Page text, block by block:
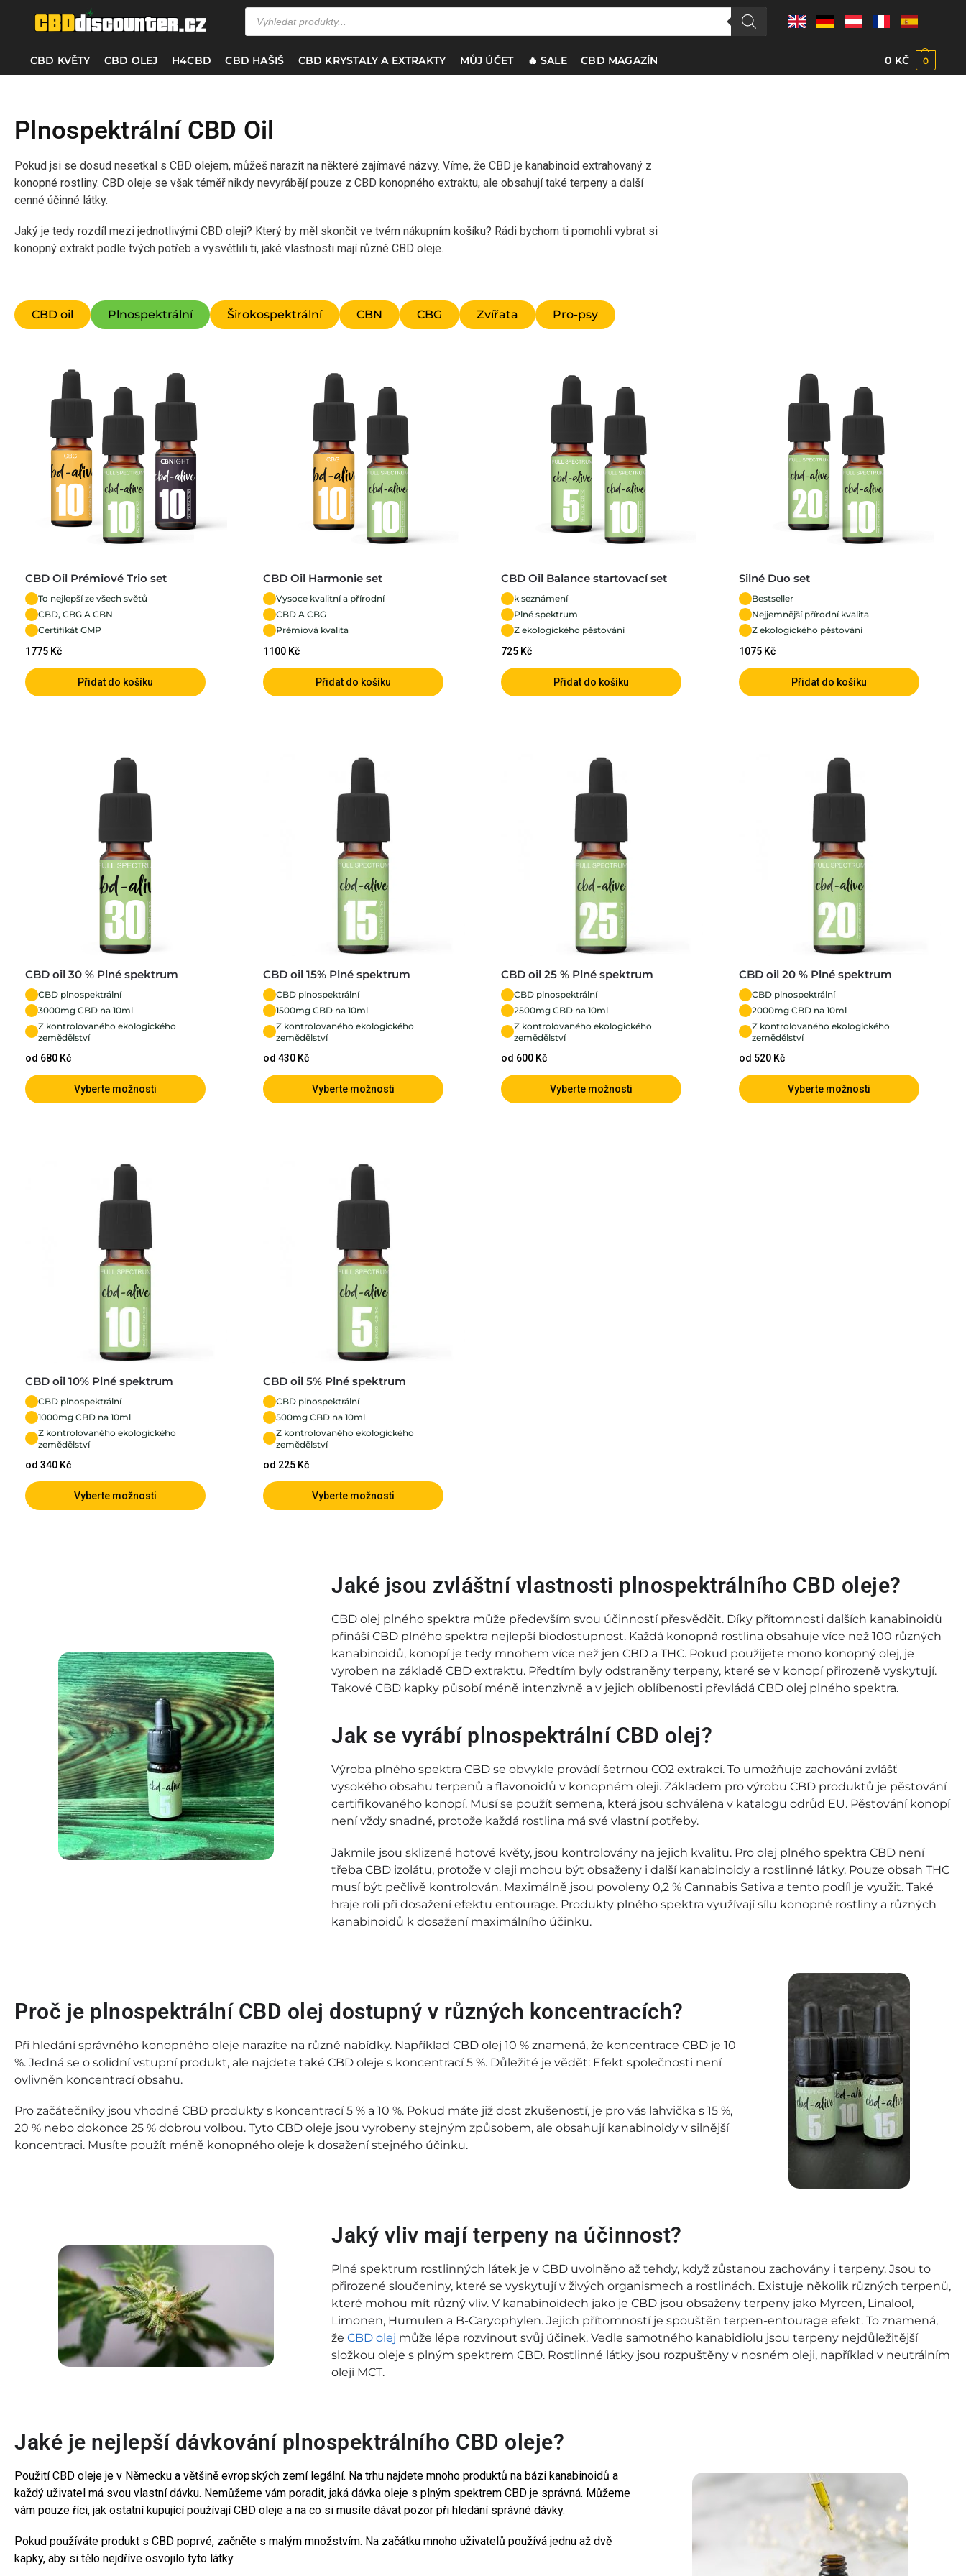
CBD KVĚTY CBD OLEJ H4CBD CBD HAŠIŠ CBD KRYSTALY A EXTRAKTY MŮJ ÚČET 🔥 SALE CBD MAGAZÍN 0 KČ 0
Plnospektrální CBD Oil
Pokud jsi se dosud nesetkal s CBD olejem, můžeš narazit na některé zajímavé názvy. Víme, že CBD je kanabinoid extrahovaný z
konopné rostliny. CBD oleje se však téměř nikdy nevyrábějí pouze z CBD konopného extraktu, ale obsahují také terpeny a další
cenné účinné látky.
Jaký je tedy rozdíl mezi jednotlivými CBD oleji? Který by měl skončit ve tvém nákupním košíku? Rádi bychom ti pomohli vybrat si
konopný extrakt podle tvých potřeb a vysvětlili ti, jaké vlastnosti mají různé CBD oleje.
CBD oil Plnospektrální Širokospektrální CBN CBG Zvířata Pro-psy
CBD Oil Prémiové Trio set
To nejlepší ze všech světů
CBD, CBG A CBN
Certifikát GMP
1775 Kč
Přidat do košíku
CBD Oil Harmonie set
Vysoce kvalitní a přírodní
CBD A CBG
Prémiová kvalita
1100 Kč
Přidat do košíku
CBD Oil Balance startovací set
k seznámení
Plné spektrum
Z ekologického pěstování
725 Kč
Přidat do košíku
Silné Duo set
Bestseller
Nejjemnější přírodní kvalita
Z ekologického pěstování
1075 Kč
Přidat do košíku
CBD oil 30 % Plné spektrum
CBD plnospektrální
3000mg CBD na 10ml
Z kontrolovaného ekologického
zemědělství
od 680 Kč
Vyberte možnosti
CBD oil 15% Plné spektrum
CBD plnospektrální
1500mg CBD na 10ml
Z kontrolovaného ekologického
zemědělství
od 430 Kč
Vyberte možnosti
CBD oil 25 % Plné spektrum
CBD plnospektrální
2500mg CBD na 10ml
Z kontrolovaného ekologického
zemědělství
od 600 Kč
Vyberte možnosti
CBD oil 20 % Plné spektrum
CBD plnospektrální
2000mg CBD na 10ml
Z kontrolovaného ekologického
zemědělství
od 520 Kč
Vyberte možnosti
CBD oil 10% Plné spektrum
CBD plnospektrální
1000mg CBD na 10ml
Z kontrolovaného ekologického
zemědělství
od 340 Kč
Vyberte možnosti
CBD oil 5% Plné spektrum
CBD plnospektrální
500mg CBD na 10ml
Z kontrolovaného ekologického
zemědělství
od 225 Kč
Vyberte možnosti
Jaké jsou zvláštní vlastnosti plnospektrálního CBD oleje?
CBD olej plného spektra může především svou účinností přesvědčit. Díky přítomnosti dalších kanabinoidů
přináší CBD plného spektra nejlepší biodostupnost. Každá konopná rostlina obsahuje více než 100 různých
kanabinoidů, konopí je tedy mnohem více než jen CBD a THC. Pokud použijete mono konopný olej, je
vyroben na základě CBD extraktu. Předtím byly odstraněny terpeny, které se v konopí přirozeně vyskytují.
Takové CBD kapky působí méně intenzivně a v jejich oblíbenosti převládá CBD olej plného spektra.
Jak se vyrábí plnospektrální CBD olej?
Výroba plného spektra CBD se obvykle provádí šetrnou CO2 extrakcí. To umožňuje zachování zvlášť
vysokého obsahu terpenů a flavonoidů v konopném oleji. Základem pro výrobu CBD produktů je pěstování
certifikovaného konopí. Musí se použít semena, která jsou schválena v katalogu odrůd EU. Pěstování konopí
není vždy snadné, protože každá rostlina má své vlastní potřeby.
Jakmile jsou sklizené hotové květy, jsou kontrolovány na jejich kvalitu. Pro olej plného spektra CBD není
třeba CBD izolátu, protože v oleji mohou být obsaženy i další kanabinoidy a rostlinné látky. Pouze obsah THC
musí být pečlivě kontrolován. Maximálně jsou povoleny 0,2 % Cannabis Sativa a tento podíl je využit. Také
hraje roli při dosažení efektu entourage. Produkty plného spektra využívají sílu konopné rostliny a různých
kanabinoidů k dosažení maximálního účinku.
Proč je plnospektrální CBD olej dostupný v různých koncentracích?
Při hledání správného konopného oleje narazíte na různé nabídky. Například CBD olej 10 % znamená, že koncentrace CBD je 10
%. Jedná se o solidní vstupní produkt, ale najdete také CBD oleje s koncentrací 5 %. Důležité je vědět: Efekt společnosti není
ovlivněn koncentrací obsahu.
Pro začátečníky jsou vhodné CBD produkty s koncentrací 5 % a 10 %. Pokud máte již dost zkušeností, je pro vás lahvička s 15 %,
20 % nebo dokonce 25 % dobrou volbou. Tyto CBD oleje jsou vyrobeny stejným způsobem, ale obsahují kanabinoidy v silnější
koncentraci. Musíte použít méně konopného oleje k dosažení stejného účinku.
Jaký vliv mají terpeny na účinnost?
Plné spektrum rostlinných látek je v CBD uvolněno až tehdy, když zůstanou zachovány i terpeny. Jsou to
přirozené sloučeniny, které se vyskytují v živých organismech a rostlinách. Existuje několik různých terpenů,
které mohou mít různý vliv. V kanabinoidech jako je CBD jsou obsaženy terpeny jako Myrcen, Linalool,
Limonen, Humulen a B-Caryophylen. Jejich přítomností je spouštěn terpen-entourage efekt. To znamená,
že CBD olej může lépe rozvinout svůj účinek. Vedle samotného kanabidiolu jsou terpeny nejdůležitější
složkou oleje s plným spektrem CBD. Rostlinné látky jsou rozpuštěny v nosném oleji, například v neutrálním
oleji MCT.
Jaké je nejlepší dávkování plnospektrálního CBD oleje?
Použití CBD oleje je v Německu a většině evropských zemí legální. Na trhu najdete mnoho produktů na bázi kanabinoidů a
každý uživatel má svou vlastní dávku. Nemůžeme vám poradit, jaká dávka oleje s plným spektrem CBD je správná. Můžeme
vám pouze říci, jak ostatní kupující používají CBD oleje a na co si musíte dávat pozor při hledání správné dávky.
Pokud používáte produkt s CBD poprvé, začněte s malým množstvím. Na začátku mnoho uživatelů používá jednu až dvě
kapky, aby si tělo nejdříve osvojilo tyto látky.